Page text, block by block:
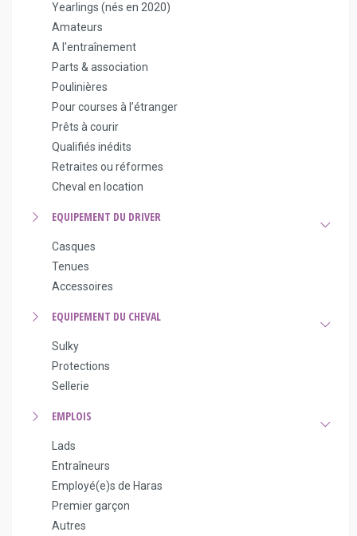
Yearlings (nés en 2020)
Amateurs
A l'entraînement
Parts & association
Poulinières
Pour courses à l’étranger
Prêts à courir
Qualifiés inédits
Retraites ou réformes
Cheval en location
EQUIPEMENT DU DRIVER
Casques
Tenues
Accessoires
EQUIPEMENT DU CHEVAL
Sulky
Protections
Sellerie
EMPLOIS
Lads
Entraîneurs
Employé(e)s de Haras
Premier garçon
Autres